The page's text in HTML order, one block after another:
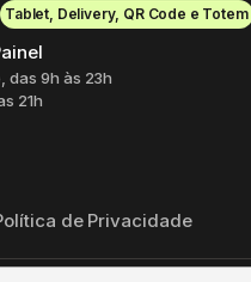
Tablet, Delivery, QR Code e Totem
das 9h às 23h
21h
de Privacidade